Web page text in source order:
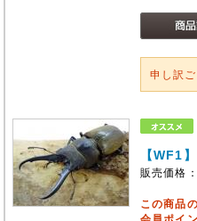
申し訳
【WF1
販売価格
この商品